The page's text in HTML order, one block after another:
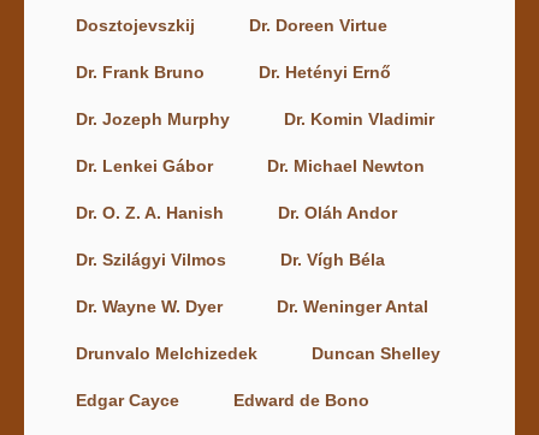
Dosztojevszkij Dr. Doreen Virtue
Dr. Frank Bruno Dr. Hetényi Ernő
Dr. Jozeph Murphy Dr. Komin Vladimir
Dr. Lenkei Gábor Dr. Michael Newton
Dr. O. Z. A. Hanish Dr. Oláh Andor
Dr. Szilágyi Vilmos Dr. Vígh Béla
Dr. Wayne W. Dyer Dr. Weninger Antal
Drunvalo Melchizedek Duncan Shelley
Edgar Cayce Edward de Bono